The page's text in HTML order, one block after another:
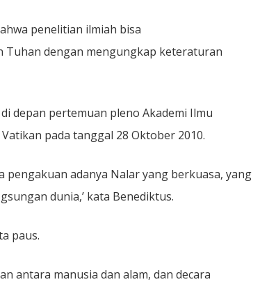
penelitian ilmiah bisa
Tuhan dengan mengungkap keteraturan
depan pertemuan pleno Akademi Ilmu
pada tanggal 28 Oktober 2010.
pengakuan adanya Nalar yang berkuasa, yang
dunia,’ kata Benediktus.
paus.
antara manusia dan alam, dan decara